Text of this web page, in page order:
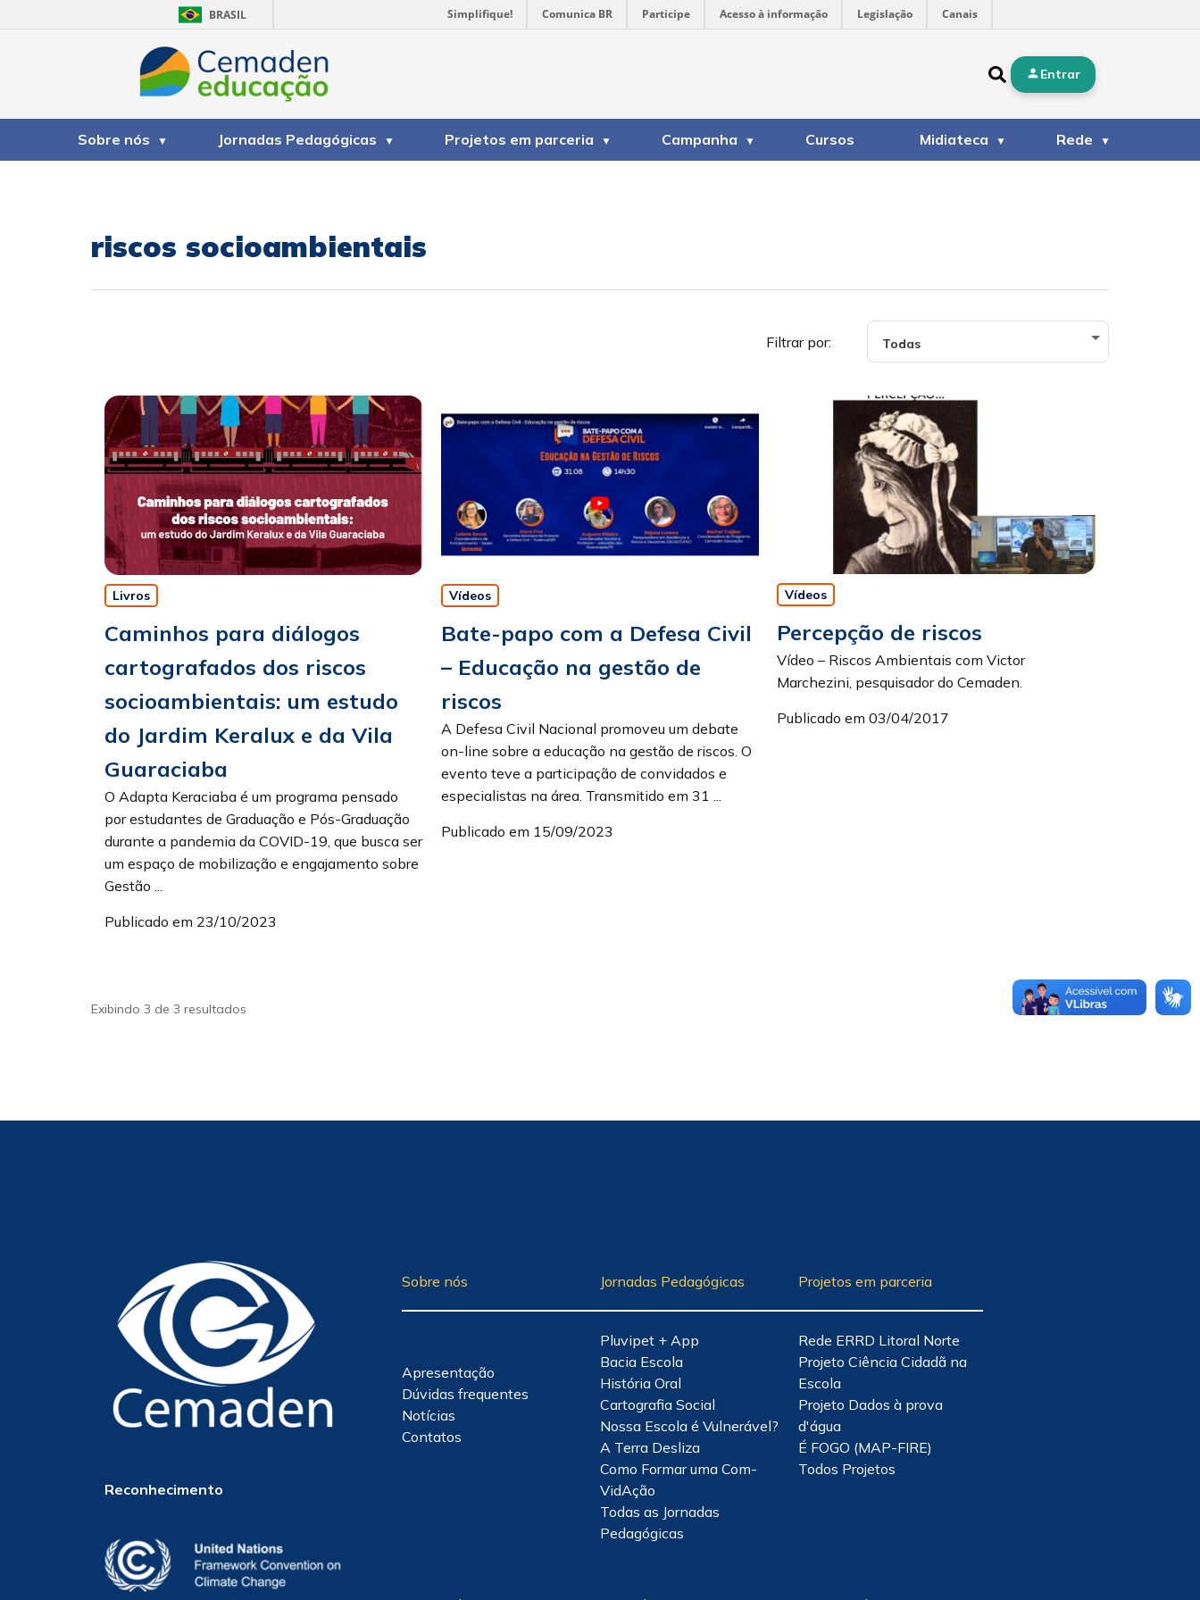
BRASIL Simplifique! Comunica BR Participe Acesso à informação Legislação Canais
Entrar
Sobre nós Jornadas Pedagógicas Projetos em parceria Campanha Cursos Midiateca Rede
riscos socioambientais
Filtrar por:
Livros
Caminhos para diálogos
cartografados dos riscos
socioambientais: um estudo
do Jardim Keralux e da Vila
Guaraciaba
O Adapta Keraciaba é um programa pensado
por estudantes de Graduação e Pós-Graduação
durante a pandemia da COVID-19, que busca ser
um espaço de mobilização e engajamento sobre
Gestão ...
Publicado em 23/10/2023
Vídeos
Bate-papo com a Defesa Civil
– Educação na gestão de
riscos
A Defesa Civil Nacional promoveu um debate
on-line sobre a educação na gestão de riscos. O
evento teve a participação de convidados e
especialistas na área. Transmitido em 31 ...
Publicado em 15/09/2023
Vídeos
Percepção de riscos
Vídeo – Riscos Ambientais com Victor
Marchezini, pesquisador do Cemaden.
Publicado em 03/04/2017
Exibindo 3 de 3 resultados
Reconhecimento
Sobre nós
Apresentação
Dúvidas frequentes
Notícias
Contatos
Jornadas Pedagógicas
Pluvipet + App
Bacia Escola
História Oral
Cartografia Social
Nossa Escola é Vulnerável?
A Terra Desliza
Como Formar uma Com-
VidAção
Todas as Jornadas
Pedagógicas
Projetos em parceria
Rede ERRD Litoral Norte
Projeto Ciência Cidadã na
Escola
Projeto Dados à prova
d'água
É FOGO (MAP-FIRE)
Todos Projetos